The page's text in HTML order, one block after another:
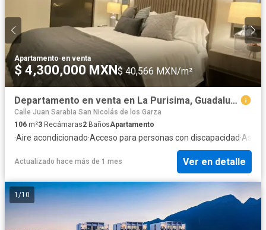
Apartamento·en venta
$ 4,300,000 MXN$ 40,566 MXN/m²
Departamento en venta en La Purisima, Guadalupe, Nuevo León
Calle Juan Sarabia San Nicolás de los Garza
106 m²3 Recámaras2 BañosApartamento
·Aire acondicionado·Acceso para personas con discapacidad·
Actualizado hace más de 1 mes Ver en detalle
1 /10